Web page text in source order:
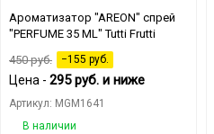
Ароматизатор "AREON" спрей
"PERFUME 35 ML" Tutti Frutti
450руб. −155 руб.
Цена - 295руб. и ниже
Артикул: MGM1641
В наличии